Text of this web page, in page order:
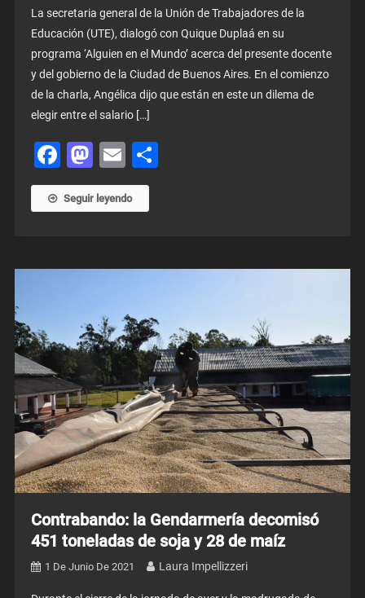
La secretaria general de la Unión de Trabajadores de la
Educación (UTE), dialogó con Quique Duplaá en su
programa ‘Alguien en el Mundo’ acerca del presente docente
y del gobierno de la Ciudad de Buenos Aires. En el comienzo
de la charla, Angélica dijo que están en este un dilema de
elegir entre el salario […]
Facebook
Mastodon
Email
Seguir leyendo
Contrabando: la Gendarmería decomisó
451 toneladas de soja y 28 de maíz
1 De Junio De 2021 Laura Impellizzeri